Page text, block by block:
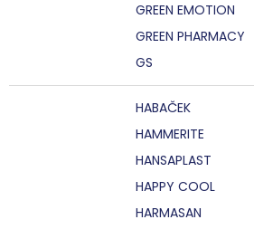
GREEN EMOTION
GREEN PHARMACY
GS
HABAČEK
HAMMERITE
HANSAPLAST
HAPPY COOL
HARMASAN